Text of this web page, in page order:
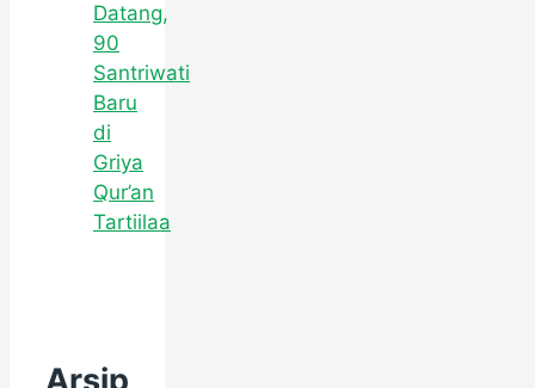
Datang,
90
Santriwati
Baru
di
Griya
Qur’an
Tartiilaa
Arsip